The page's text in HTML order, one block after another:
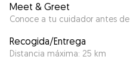
Meet & Greet
Conoce a tu cuidador antes
Recogida/Entrega
Distancia máxima: 25 km